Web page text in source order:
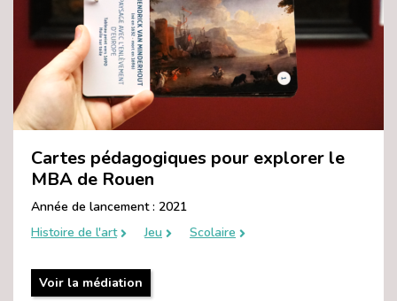
Cartes pédagogiques pour explorer le
MBA de Rouen
Année de lancement : 2021
Histoire de l'art
Jeu Scolaire
Voir la médiation